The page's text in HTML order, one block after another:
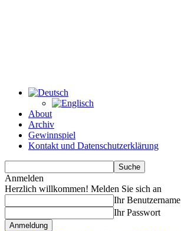
About
Archiv
Gewinnspiel
Kontakt und Datenschutzerklärung
Anmelden
Herzlich willkommen! Melden Sie sich an
Ihr Benutzername
Ihr Passwort